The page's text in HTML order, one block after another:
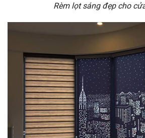
Rèm lọt sáng đẹp cho